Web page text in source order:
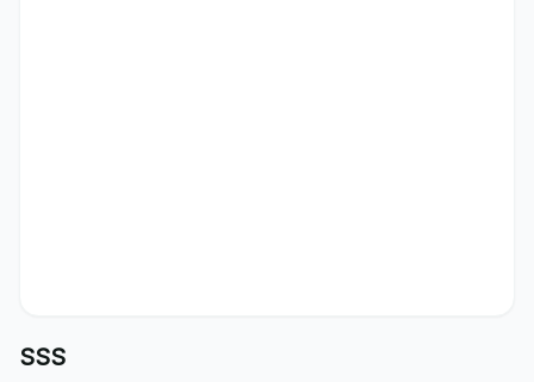
SSS